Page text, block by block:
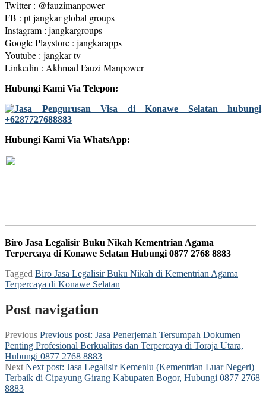
Twitter : @fauzimanpower
FB : pt jangkar global groups
Instagram : jangkargroups
Google Playstore : jangkarapps
Youtube : jangkar tv
Linkedin : Akhmad Fauzi Manpower
Hubungi Kami Via Telepon:
Hubungi Kami Via WhatsApp:
Biro Jasa Legalisir Buku Nikah Kementrian Agama
Terpercaya di Konawe Selatan Hubungi 0877 2768 8883
Tagged Biro Jasa Legalisir Buku Nikah di Kementrian Agama
Terpercaya di Konawe Selatan
Post navigation
Previous Previous post: Jasa Penerjemah Tersumpah Dokumen
Penting Profesional Berkualitas dan Terpercaya di Toraja Utara,
Hubungi 0877 2768 8883
Next Next post: Jasa Legalisir Kemenlu (Kementrian Luar Negeri)
Terbaik di Cipayung Girang Kabupaten Bogor, Hubungi 0877 2768
8883